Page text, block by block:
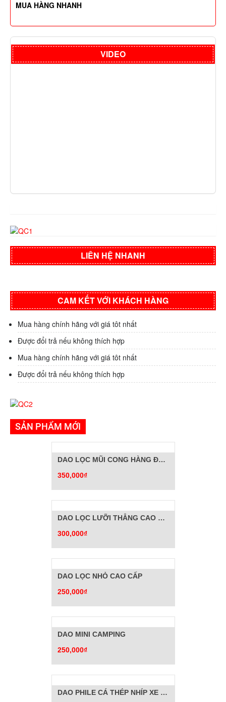
MUA HÀNG NHANH
VIDEO
LIÊN HỆ NHANH
CAM KẾT VỚI KHÁCH HÀNG
Mua hàng chính hãng với giá tôt nhất
Được đổi trả nếu không thích hợp
Mua hàng chính hãng với giá tôt nhất
Được đổi trả nếu không thích hợp
SẢN PHẨM MỚI
DAO LỌC MŨI CONG HÀNG ĐẶC BIỆT
350,000₫
DAO LỌC LƯỠI THẲNG CAO CẤP
300,000₫
DAO LỌC NHỎ CAO CẤP
250,000₫
DAO MINI CAMPING
250,000₫
DAO PHILE CÁ THÉP NHÍP XE ĐẶC BIỆT